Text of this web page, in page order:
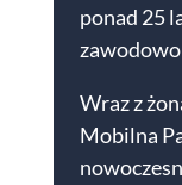
ponad 25
Wraz z
Mobilna